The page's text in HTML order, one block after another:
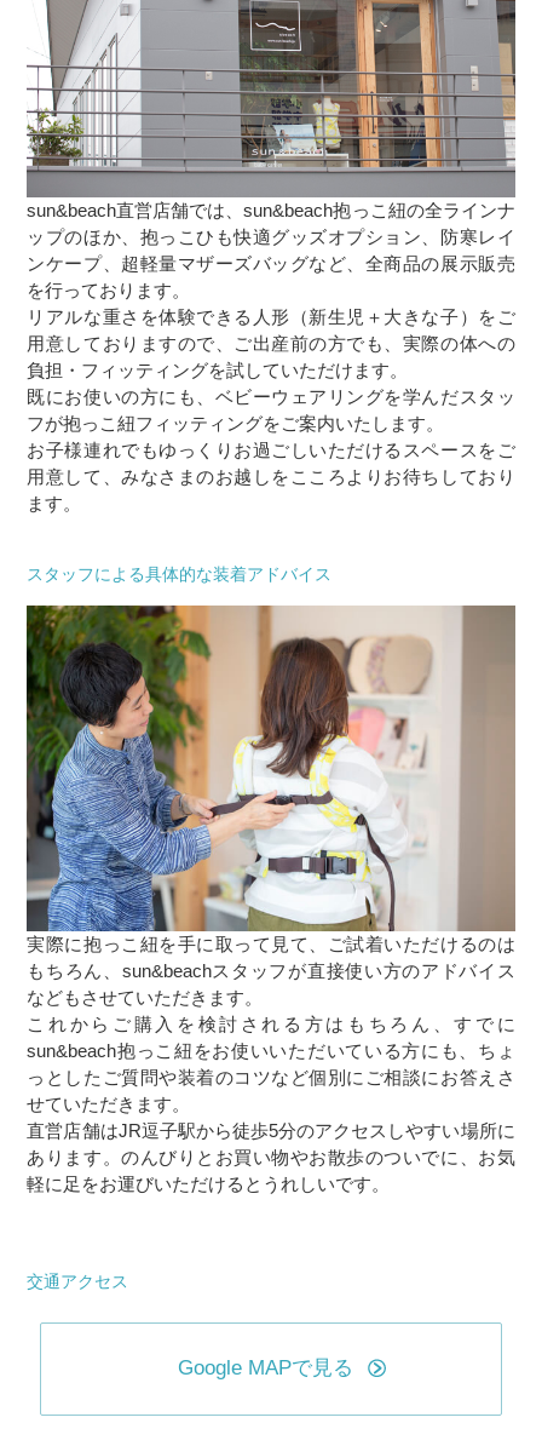
sun&beach直営店舗では、sun&beach抱っこ紐の全ラインナ
ップのほか、抱っこひも快適グッズオプション、防寒レイ
ンケープ、超軽量マザーズバッグなど、全商品の展示販売
を行っております。
リアルな重さを体験できる人形（新生児＋大きな子）をご
用意しておりますので、ご出産前の方でも、実際の体への
負担・フィッティングを試していただけます。
既にお使いの方にも、ベビーウェアリングを学んだスタッ
フが抱っこ紐フィッティングをご案内いたします。
お子様連れでもゆっくりお過ごしいただけるスペースをご
用意して、みなさまのお越しをこころよりお待ちしており
ます。
スタッフによる具体的な装着アドバイス
実際に抱っこ紐を手に取って見て、ご試着いただけるのは
もちろん、sun&beachスタッフが直接使い方のアドバイス
などもさせていただきます。
これからご購入を検討される方はもちろん、すでに
sun&beach抱っこ紐をお使いいただいている方にも、ちょ
っとしたご質問や装着のコツなど個別にご相談にお答えさ
せていただきます。
直営店舗はJR逗子駅から徒歩5分のアクセスしやすい場所に
あります。のんびりとお買い物やお散歩のついでに、お気
軽に足をお運びいただけるとうれしいです。
交通アクセス
Google MAPで見る